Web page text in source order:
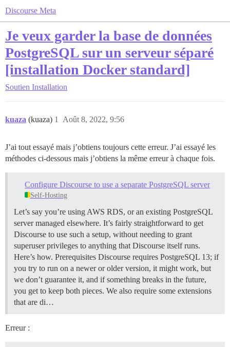
Discourse Meta
Je veux garder la base de données
PostgreSQL sur un serveur séparé
[installation Docker standard]
Soutien Installation
kuaza (kuaza) Août 8, 2022, 9:56
1
J’ai tout essayé mais j’obtiens toujours cette erreur. J’ai essayé les
méthodes ci-dessous mais j’obtiens la même erreur à chaque fois.
Configure Discourse to use a separate PostgreSQL server
Self-Hosting
Let’s say you’re using AWS RDS, or an existing PostgreSQL
server managed elsewhere. It’s fairly straightforward to get
Discourse to use such a setup, without needing to grant
superuser privileges to anything that Discourse itself runs.
Here’s how. Prerequisites Discourse requires PostgreSQL 13; if
you try to run on a newer or older version, it might work, but
we don’t guarantee it, and if something breaks in the future,
you get to keep both pieces. We also require some extensions
that are di…
Erreur :